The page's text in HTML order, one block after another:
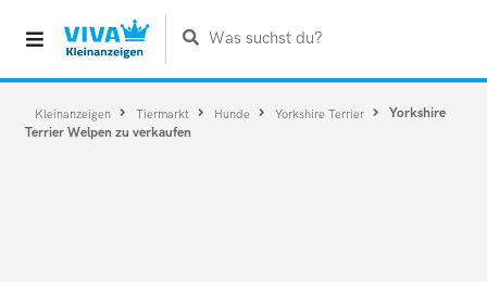
Was suchst du?
Kleinanzeigen Tiermarkt Hunde Yorkshire Terrier
Yorkshire
Terrier Welpen zu verkaufen